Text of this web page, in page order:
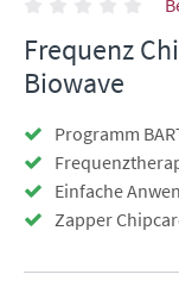
Frequenz
Biowave
Programm
Einfache
Zapper